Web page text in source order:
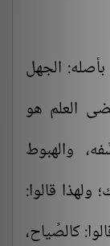
الجهل
العلم هو
والهبوط
ولهذا قالوا:
كالصِّياح،